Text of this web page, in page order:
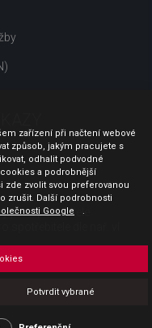
pro spotřebitele
zařízení při načtení webové
způsob, jakým pracujete s
odhalit podvodné
a podrobnější
zde zvolit svou preferovanou
zrušit. Další podrobnosti
Google .
Potvrdit vybrané